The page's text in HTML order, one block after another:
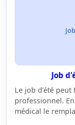
Job
Le job d’été
professionnel.
médical le